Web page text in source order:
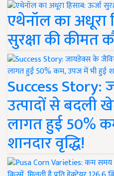
एथेनॉल का अधूरा
सुरक्षा की कीमत
Success
उत्पादों से बदली
लागत हुई 50%
शानदार वृद्धि!